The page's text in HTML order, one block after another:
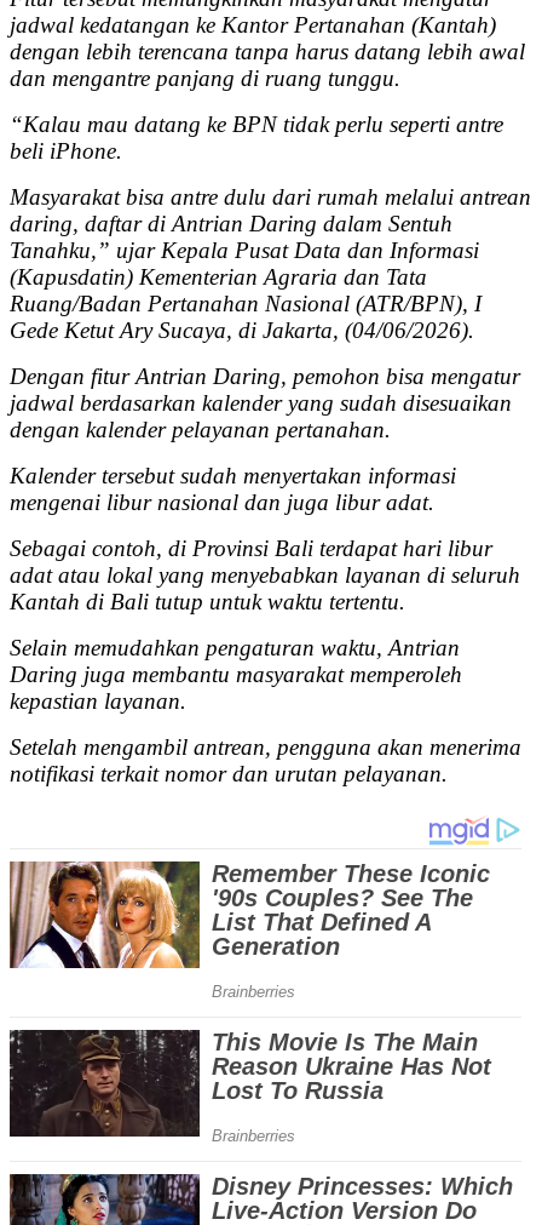
jadwal kedatangan ke Kantor Pertanahan (Kantah)
dengan lebih terencana tanpa harus datang lebih awal
dan mengantre panjang di ruang tunggu.
“Kalau mau datang ke BPN tidak perlu seperti antre
beli iPhone.
Masyarakat bisa antre dulu dari rumah melalui antrean
daring, daftar di Antrian Daring dalam Sentuh
Tanahku,” ujar Kepala Pusat Data dan Informasi
(Kapusdatin) Kementerian Agraria dan Tata
Ruang/Badan Pertanahan Nasional (ATR/BPN), I
Gede Ketut Ary Sucaya, di Jakarta, (04/06/2026).
Dengan fitur Antrian Daring, pemohon bisa mengatur
jadwal berdasarkan kalender yang sudah disesuaikan
dengan kalender pelayanan pertanahan.
Kalender tersebut sudah menyertakan informasi
mengenai libur nasional dan juga libur adat.
Sebagai contoh, di Provinsi Bali terdapat hari libur
adat atau lokal yang menyebabkan layanan di seluruh
Kantah di Bali tutup untuk waktu tertentu.
Selain memudahkan pengaturan waktu, Antrian
Daring juga membantu masyarakat memperoleh
kepastian layanan.
Setelah mengambil antrean, pengguna akan menerima
notifikasi terkait nomor dan urutan pelayanan.